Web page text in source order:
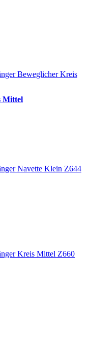
Mittel